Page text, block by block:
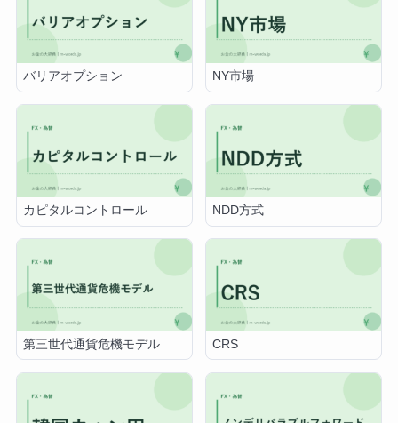
バリアオプション NY市場
カピタルコントロール NDD方式
第三世代通貨危機モデル CRS